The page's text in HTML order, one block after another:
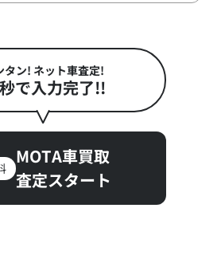
タン! ネット車査定!
秒で入力完了!!
MOTA車買取
査定スタート